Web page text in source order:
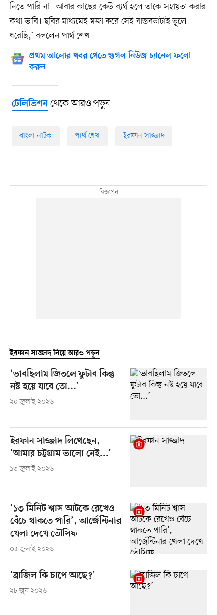
নিতে পারি না। আবার কাছের কেউ ব্যর্থ হলে তাকে সহায়তা করার
কথা ভাবি। ছবির মাধ্যমেই মজা করে সেই বাস্তবতাটাই তুলে
ধরেছি,’ বললেন পার্থ শেখ।
প্রথম আলোর খবর পেতে গুগল নিউজ চ্যানেল ফলো
করুন
টেলিভিশনথেকে আরও পড়ুন
বাংলা নাটক পার্থ শেখ ইরফান সাজ্জাদ
ইরফান সাজ্জাদ নিয়ে আরও পড়ুন
‘ভাবছিলাম জিতলে ফুটাব কিন্তু
নষ্ট হয়ে যাবে তো...’
২০ জুলাই ২০২৬
ইরফান সাজ্জাদ লিখেছেন,
‘আমার চট্টগ্রাম ভালো নেই...’
১৩ জুলাই ২০২৬
‘১৩ মিনিট শ্বাস আটকে রেখেও
বেঁচে থাকতে পারি’, আর্জেন্টিনার
খেলা দেখে তৌসিফ
০৪ জুলাই ২০২৬
‘ব্রাজিল কি চাপে আছে?’
২৮ জুন ২০২৬